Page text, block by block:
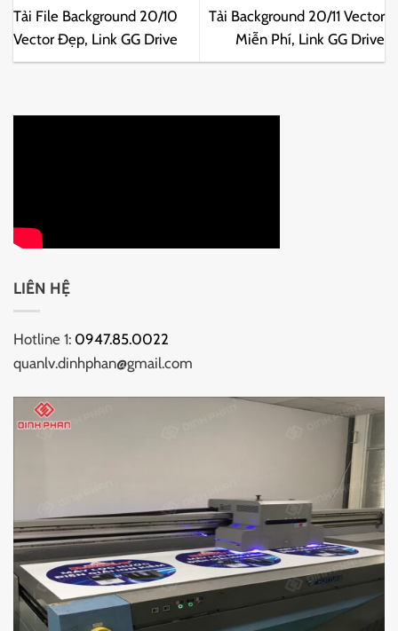
Tải File Background 20/10
Vector Đẹp, Link GG Drive
Tải Background 20/11 Vector
Miễn Phí, Link GG Drive
LIÊN HỆ
Hotline 1: 0947.85.0022
quanlv.dinhphan@gmail.com